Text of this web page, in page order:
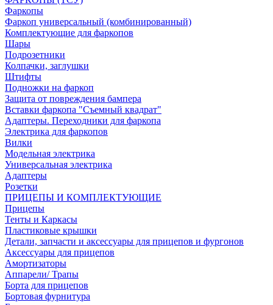
Фаркопы
Фаркоп универсальный (комбинированный)
Комплектующие для фаркопов
Шары
Подрозетники
Колпачки, заглушки
Штифты
Подножки на фаркоп
Защита от повреждения бампера
Вставки фаркопа "Съемный квадрат"
Адаптеры. Переходники для фаркопа
Электрика для фаркопов
Вилки
Модельная электрика
Универсальная электрика
Адаптеры
Розетки
ПРИЦЕПЫ И КОМПЛЕКТУЮЩИЕ
Прицепы
Тенты и Каркасы
Пластиковые крышки
Детали, запчасти и аксессуары для прицепов и фургонов
Аксессуары для прицепов
Амортизаторы
Аппарели/ Трапы
Борта для прицепов
Бортовая фурнитура